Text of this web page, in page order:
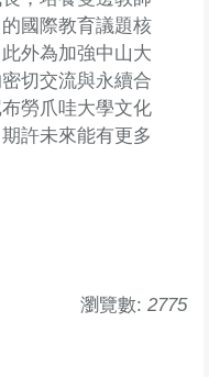
國際教育議題核
外為加強中山大
切交流與永續合
勞爪哇大學文化
許未來能有更多
瀏覽數: 2775